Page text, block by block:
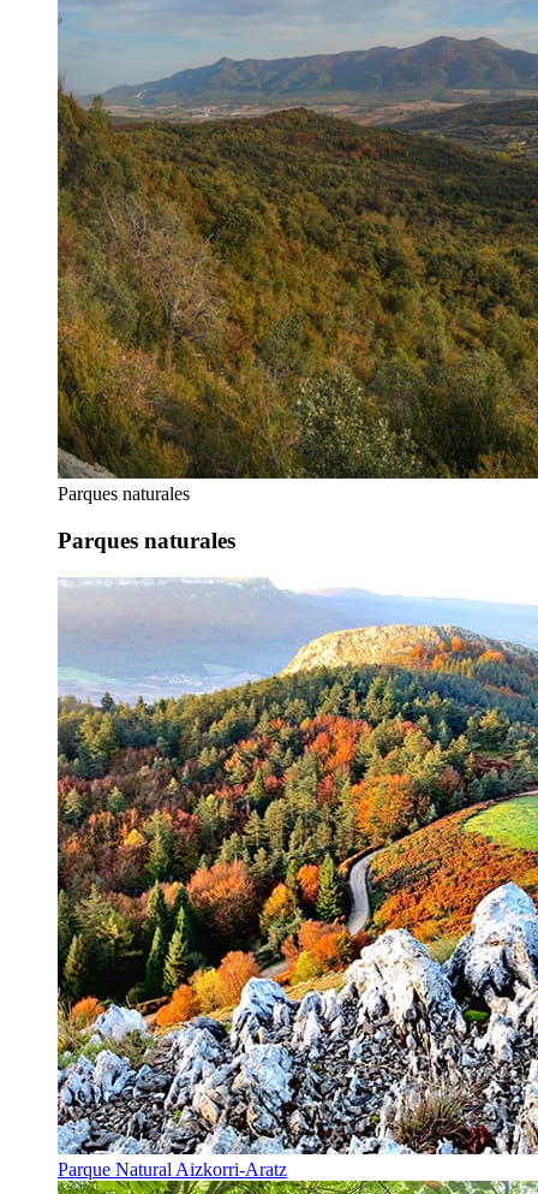
Parques naturales
Parques naturales
Parque Natural Aizkorri-Aratz